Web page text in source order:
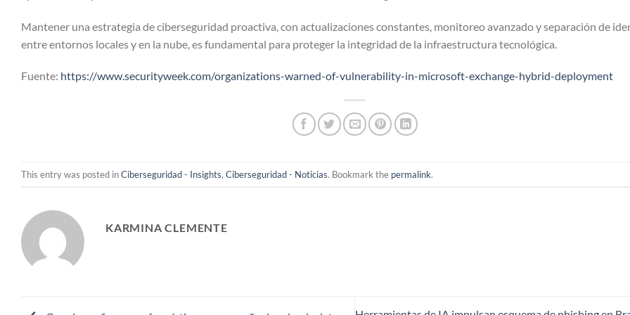
Mantener una estrategia de ciberseguridad proactiva, con actualizaciones constantes, monitoreo avanzado y separación de
entre entornos locales y en la nube, es fundamental para proteger la integridad de la infraestructura tecnológica.
Fuente: https://www.securityweek.com/organizations-warned-of-vulnerability-in-microsoft-exchange-hybrid-deployment
This entry was posted inCiberseguridad - Insights, Ciberseguridad - Noticias. Bookmark the permalink.
KARMINA CLEMENTE